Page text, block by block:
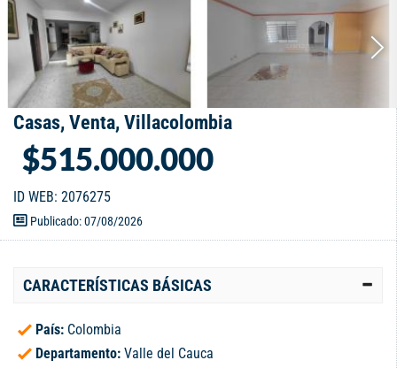
Casas, Venta, Villacolombia
$515.000.000
ID WEB: 2076275
Publicado: 07/08/2026
CARACTERÍSTICAS BÁSICAS
País: Colombia
Departamento: Valle del Cauca